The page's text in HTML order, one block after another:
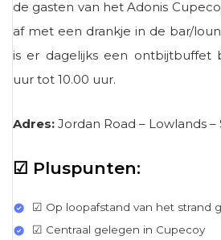
de gasten van het Adonis
af met een drankje in de bar/
is er dagelijks een ontbijtbuffet
uur tot 10.00 uur.
Adres: Jordan Road – Lowlands
☑ Pluspunten:
☑ Op loopafstand van het strand
☑ Centraal gelegen in Cupecoy